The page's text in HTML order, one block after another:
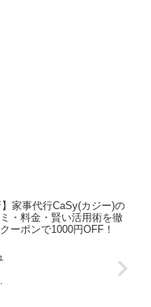
】家事代行CaSy(カジー)の
・料金・賢い活用術を徹
ーポンで1000円OFF！